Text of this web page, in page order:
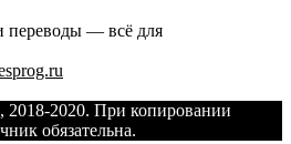
переводы — всё для
2018-2020. При копировании
обязательна.